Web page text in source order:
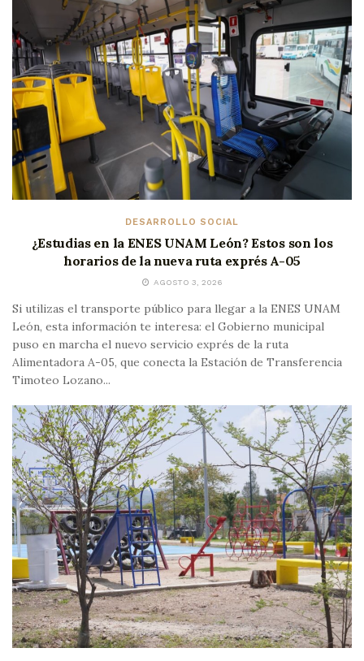
DESARROLLO SOCIAL
¿Estudias en la ENES UNAM León? Estos son los
horarios de la nueva ruta exprés A-05
AGOSTO 3, 2026
Si utilizas el transporte público para llegar a la ENES UNAM
León, esta información te interesa: el Gobierno municipal
puso en marcha el nuevo servicio exprés de la ruta
Alimentadora A-05, que conecta la Estación de Transferencia
Timoteo Lozano...